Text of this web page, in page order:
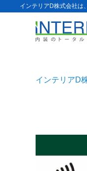
インテリアD株式会社は
インテリアD